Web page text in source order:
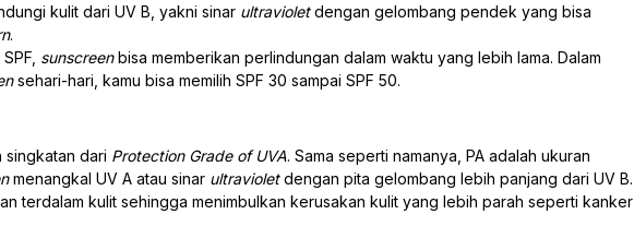
kulit dari UV B, yakni sinar ultravioletdengan gelombang pendek yang bisa
.
sunscreenbisa memberikan perlindungan dalam waktu yang lebih lama. Dalam
sehari-hari, kamu bisa memilih SPF 30 sampai SPF 50.
singkatan dari Protection Grade of UVA. Sama seperti namanya, PA adalah ukuran
menangkal UV A atau sinar ultravioletdengan pita gelombang lebih panjang dari UV B.
terdalam kulit sehingga menimbulkan kerusakan kulit yang lebih parah seperti kanker